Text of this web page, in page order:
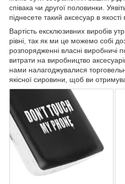
співака чи другої половинки.
піднесете такий аксесуар в
Вартість ексклюзивних виробів
рівні, так як ми це можемо собі
розпорядженні власні виробничі
витрати на виробництво
нами налагоджувалися
якісної сировини, щоб ви